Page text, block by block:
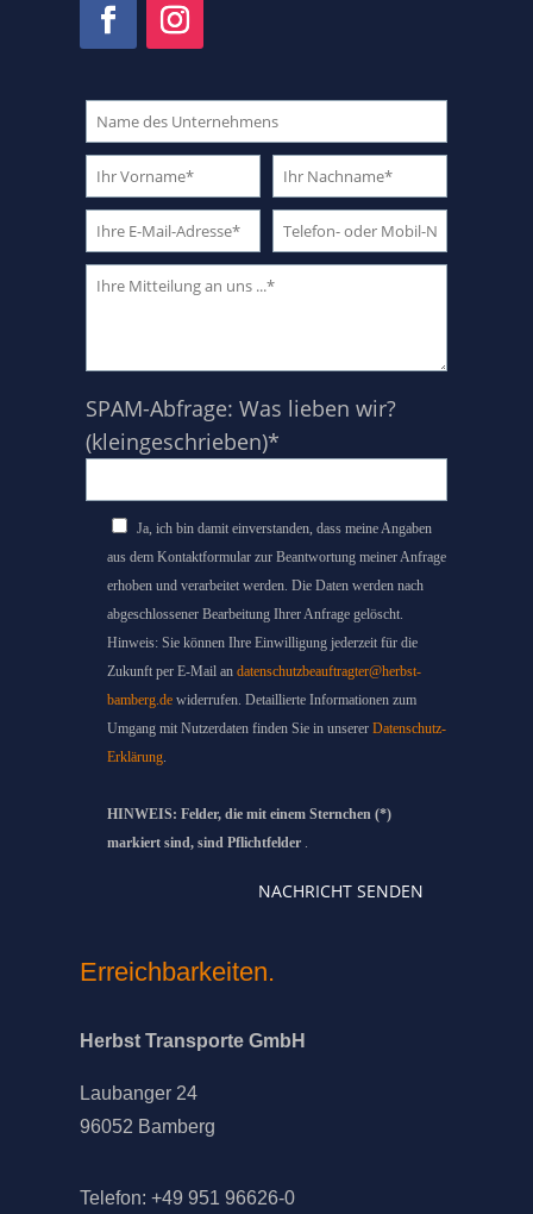
SPAM-Abfrage: Was lieben wir?
(kleingeschrieben)*
Ja, ich bin damit einverstanden, dass meine Angaben
aus dem Kontaktformular zur Beantwortung meiner Anfrage
erhoben und verarbeitet werden. Die Daten werden nach
abgeschlossener Bearbeitung Ihrer Anfrage gelöscht.
Hinweis: Sie können Ihre Einwilligung jederzeit für die
Zukunft per E-Mail andatenschutzbeauftragter@herbst-
bamberg.de widerrufen. Detaillierte Informationen zum
Umgang mit Nutzerdaten finden Sie in unsererDatenschutz-
Erklärung.
HINWEIS: Felder, die mit einem Sternchen (*)
markiert sind, sind Pflichtfelder .
NACHRICHT SENDEN
Erreichbarkeiten.
Herbst Transporte GmbH
Laubanger 24
96052 Bamberg
Telefon: +49 951 96626-0